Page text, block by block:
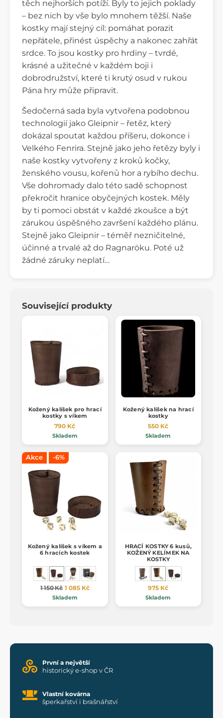
těch nejhorších potíží. Byly to jejich poklady
– bez nich by vše bylo mnohem těžší. Naše
kostky mají stejný cíl: pomáhat porazit
nepřátele, přinést úspěchy a nakonec zahřát
srdce. To jsou kostky pro hrdiny – tvrdé,
krásné a užitečné v každém boji i
dobrodružství, které ti krutý osud v rukou
Pána hry může připravit.
Šedočerná sada byla vytvořena podobnou
technologií jako Gleipnir – řetěz, který
dokázal spoutat každou příšeru, dokonce i
Velkého Fenrira. Stejně jako jeho řetězy byly i
naše kostky vytvořeny z kroků kočky,
ženského vousu, kořenů hor a rybího dechu.
Vše dohromady dalo této sadě schopnost
překročit hranice obyčejných kostek. Měly
by ti pomoci obstát v každé zkoušce a být
zárukou úspěšného završení každého plánu.
Stejně jako Gleipnir – téměř nezničitelné,
účinné a trvalé až do Ragnaröku. Poté už
žádné záruky neplatí…
Související produkty
Kožený kalíšek pro hrací
kostky s víkem
790 Kč
Skladem
Kožený kalíšek na hrací
kostky
550 Kč
Skladem
Akce -6%
Kožený kalíšek s víkem a
6 hracích kostek
1 150 Kč 1 085 Kč
Skladem
HRACÍ KOSTKY 6 kusů,
KOŽENÝ KELÍMEK NA
KOSTKY
975 Kč
Skladem
První a největší
historický e-shop v ČR
Vlastní kovárna
šperkařství i brašnářství